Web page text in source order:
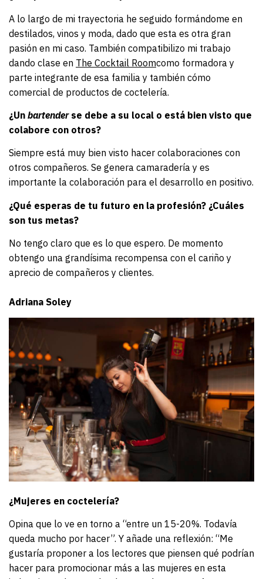
A lo largo de mi trayectoria he seguido formándome en
destilados, vinos y moda, dado que esta es otra gran
pasión en mi caso. También compatibilizo mi trabajo
dando clase en The Cocktail Roomcomo formadora y
parte integrante de esa familia y también cómo
comercial de productos de coctelería.
¿Un bartenderse debe a su local o está bien visto que
colabore con otros?
Siempre está muy bien visto hacer colaboraciones con
otros compañeros. Se genera camaradería y es
importante la colaboración para el desarrollo en positivo.
¿Qué esperas de tu futuro en la profesión? ¿Cuáles
son tus metas?
No tengo claro que es lo que espero. De momento
obtengo una grandísima recompensa con el cariño y
aprecio de compañeros y clientes.
Adriana Soley
¿Mujeres en coctelería?
Opina que lo ve en torno a “entre un 15-20%. Todavía
queda mucho por hacer”. Y añade una reflexión: “Me
gustaría proponer a los lectores que piensen qué podrían
hacer para promocionar más a las mujeres en esta